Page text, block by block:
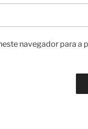
navegador para a